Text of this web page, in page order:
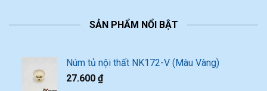
SẢN PHẨM NỔI BẬT
Núm tủ nội thất NK172-V (Màu Vàng)
27.600 ₫